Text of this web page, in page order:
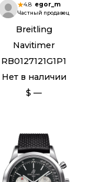
4.8 egor_m
Частный продавец
Breitling
Navitimer
RB0127121G1P1
Нет в наличии
$ —